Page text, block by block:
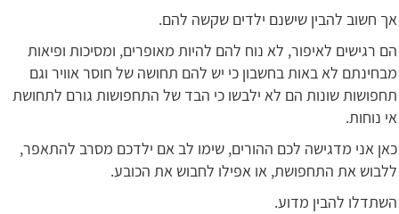
אך חשוב להבין שישנם ילדים שקשה להם.
הם רגישים לאיפור, לא נוח להם להיות מאופרים, ומסיכות ופיאות
מבחינתם לא באות בחשבון כי יש להם תחושה של חוסר אוויר וגם
תחפושות שונות הם לא ילבשו כי הבד של התחפושות גורם לתחושת
אי נוחות.
כאן אני מדגישה לכם ההורים, שימו לב אם ילדכם מסרב להתאפר,
ללבוש את התחפושת, או אפילו לחבוש את הכובע.
השתדלו להבין מדוע.